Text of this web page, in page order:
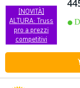
[NOVITÀ]
ALTURA: Truss
pro a prezzi
competitivi